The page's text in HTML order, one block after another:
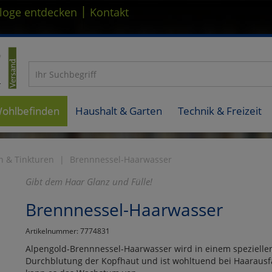
entdecken | Kontakt
Haushalt & Garten Technik & Freizeit
& Tinkturen Brennnessel-Haarwasser
Gibt dem Haar Glanz und Fülle!
Brennnessel-Haarwasser
Artikelnummer: 7774831
Alpengold-Brennnessel-Haarwasser wird in einem
Durchblutung der Kopfhaut und ist wohltuend bei